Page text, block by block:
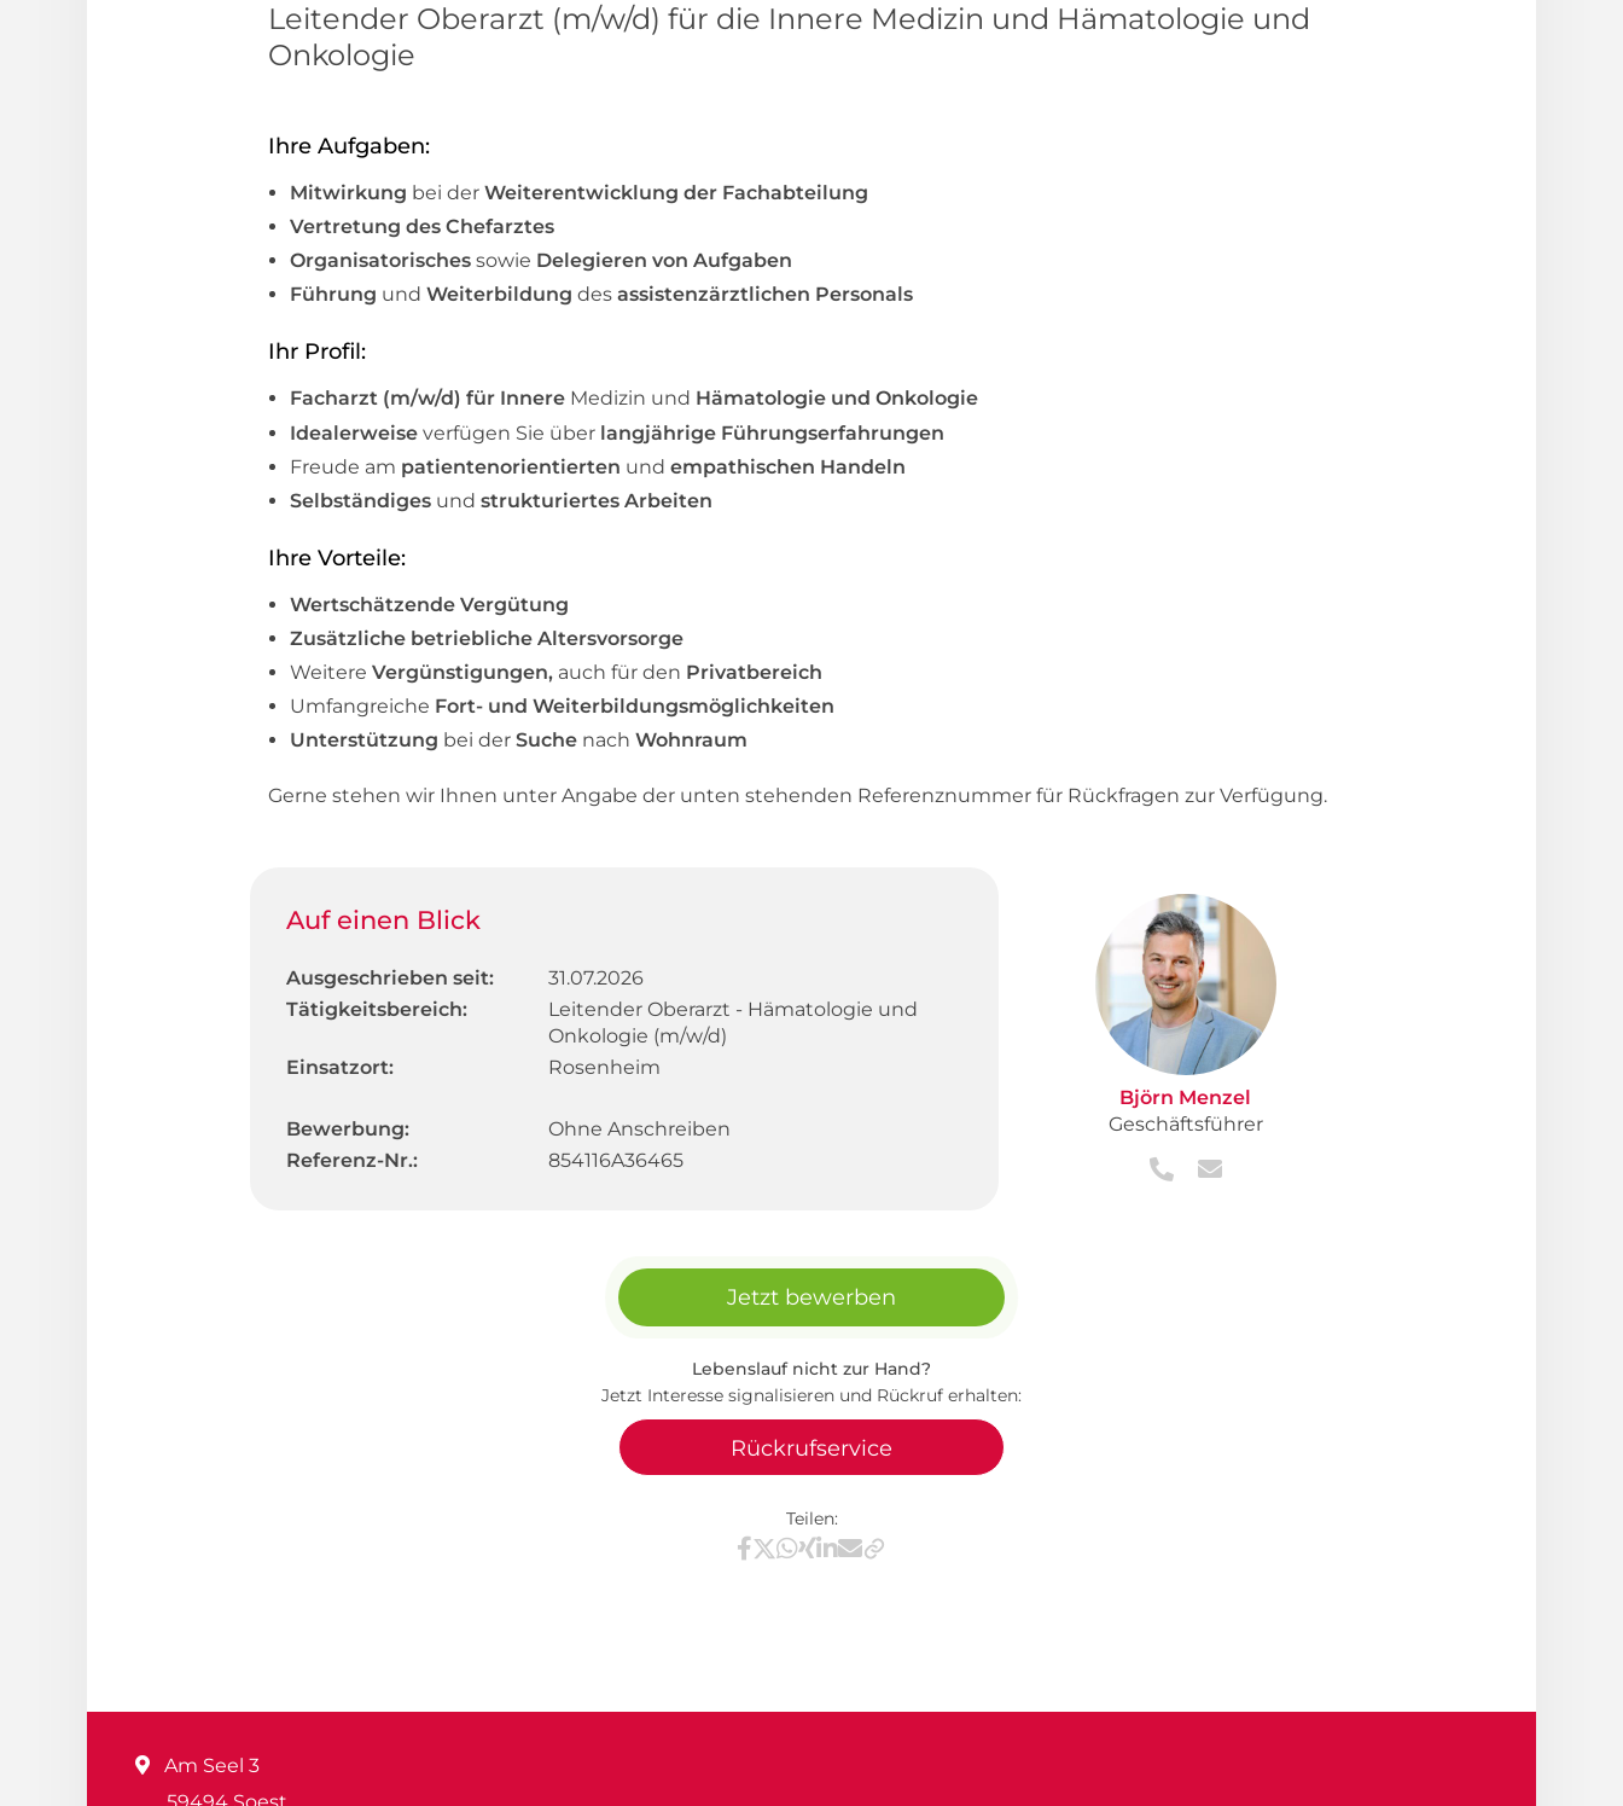
Leitender Oberarzt (m/w/d) für die Innere Medizin und Hämatologie und
Onkologie
Ihre Aufgaben:
Mitwirkung bei der Weiterentwicklung der Fachabteilung
Vertretung des Chefarztes
Organisatorisches sowie Delegieren von Aufgaben
Führung und Weiterbildung des assistenzärztlichen Personals
Ihr Profil:
Facharzt (m/w/d) für Innere Medizin und Hämatologie und Onkologie
Idealerweise verfügen Sie über langjährige Führungserfahrungen
Freude am patientenorientierten und empathischen Handeln
Selbständiges und strukturiertes Arbeiten
Ihre Vorteile:
Wertschätzende Vergütung
Zusätzliche betriebliche Altersvorsorge
Weitere Vergünstigungen, auch für den Privatbereich
Umfangreiche Fort- und Weiterbildungsmöglichkeiten
Unterstützung bei der Suche nach Wohnraum
Gerne stehen wir Ihnen unter Angabe der unten stehenden Referenznummer für Rückfragen zur Verfügung.
Auf einen Blick
Ausgeschrieben seit:
31.07.2026
Tätigkeitsbereich:
Leitender Oberarzt - Hämatologie und
Onkologie (m/w/d)
Einsatzort:
Rosenheim
Bewerbung:
Ohne Anschreiben
Referenz-Nr.:
854116A36465
Björn Menzel
Geschäftsführer
Jetzt bewerben
Lebenslauf nicht zur Hand?
Jetzt Interesse signalisieren und Rückruf erhalten:
Rückrufservice
Teilen:
Teilen via Facebook
Teilen via X / Twitter
Teilen via WhatsApp
Teilen via Xing
Teilen via LinkedIn
Teilen via E-Mail
Am Seel 3